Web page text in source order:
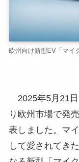
欧州向け新型EV「マイ
2025年5月21日
り欧州市場で発
表しました。マ
して愛されてき